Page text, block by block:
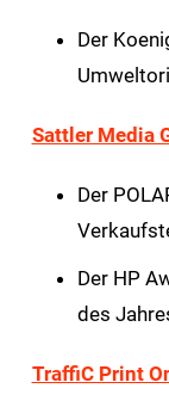
Der
Sattler Media
Der
Der HP
des
TraffiC Print